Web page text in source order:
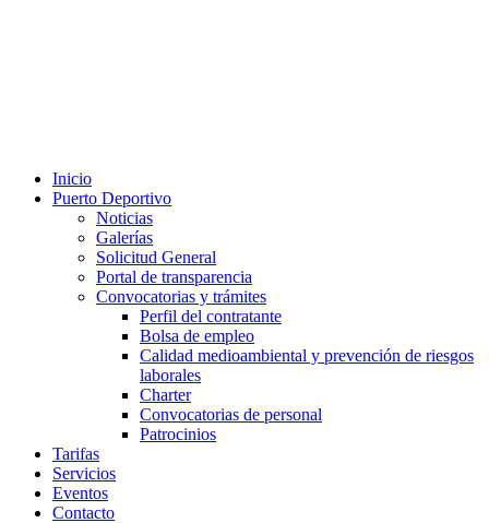
Inicio
Puerto Deportivo
Noticias
Galerías
Solicitud General
Portal de transparencia
Convocatorias y trámites
Perfil del contratante
Bolsa de empleo
Calidad medioambiental y prevención de riesgos
laborales
Charter
Convocatorias de personal
Patrocinios
Tarifas
Servicios
Eventos
Contacto